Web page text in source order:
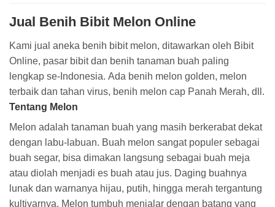
Jual Benih Bibit Melon Online
Kami jual aneka benih bibit melon, ditawarkan oleh Bibit
Online, pasar bibit dan benih tanaman buah paling
lengkap se-Indonesia. Ada benih melon golden, melon
terbaik dan tahan virus, benih melon cap Panah Merah, dll.
Tentang Melon
Melon adalah tanaman buah yang masih berkerabat dekat
dengan labu-labuan. Buah melon sangat populer sebagai
buah segar, bisa dimakan langsung sebagai buah meja
atau diolah menjadi es buah atau jus. Daging buahnya
lunak dan warnanya hijau, putih, hingga merah tergantung
kultivarnya. Melon tumbuh menjalar dengan batang yang